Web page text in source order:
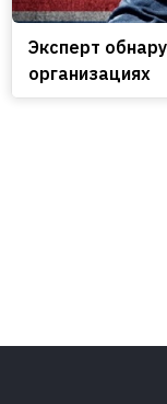
Эксперт
организациях